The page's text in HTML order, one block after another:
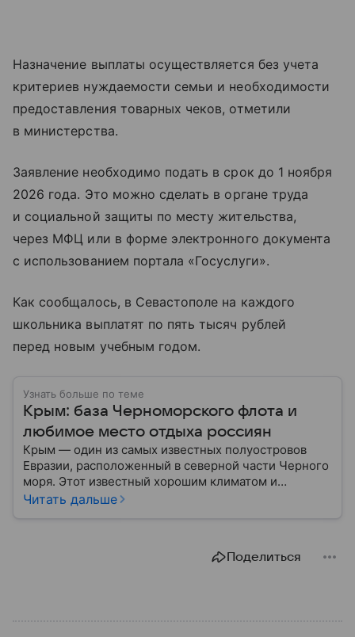
Назначение выплаты осуществляется без учета
критериев нуждаемости семьи и необходимости
предоставления товарных чеков, отметили
в министерства.
Заявление необходимо подать в срок до 1 ноября
2026 года. Это можно сделать в органе труда
и социальной защиты по месту жительства,
через МФЦ или в форме электронного документа
с использованием портала «Госуслуги».
Как сообщалось, в Севастополе на каждого
школьника выплатят по пять тысяч рублей
перед новым учебным годом.
Узнать больше по теме
Крым: база Черноморского флота и
любимое место отдыха россиян
Крым — один из самых известных полуостровов
Евразии, расположенный в северной части Черного
моря. Этот известный хорошим климатом и
красивой природой регион имеет также огромное
положение сделало полуостров ключевой точкой
Читать дальше
Поделиться